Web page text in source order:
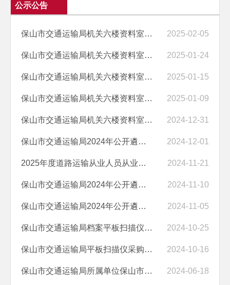
公示公告
保山市交通运输局机关六楼资料室及顶楼防水修缮维护竞争性谈判成交公告 2025-02-05
保山市交通运输局机关六楼资料室及顶楼防水修缮维护竞争性谈判成交候选... 2025-01-24
保山市交通运输局机关六楼资料室及顶楼防水修缮维护项目竞争性谈判公告 2025-01-15
保山市交通运输局机关六楼资料室及顶楼防水修缮维护竞争性谈判结果公示 2025-01-09
保山市交通运输局机关六楼资料室及顶楼防水修缮维护项目竞争性谈判公告 2024-12-31
保山市交通运输局2024年公开遴选公务员拟遴选转任人员公示 2024-12-01
2025年度道路运输从业人员从业资格考试通知 2024-11-21
保山市交通运输局2024年公开遴选公务员面试成绩、综合成绩暨进入体检和... 2024-11-10
保山市交通运输局2024年公开遴选公务员面试公告 2024-11-05
保山市交通运输局档案平板扫描仪询价谈判成交公告 2024-10-25
保山市交通运输局平板扫描仪采购项目公告 2024-10-16
保山市交通运输局所属单位保山市地方公路管理处2024年公开遴选管理人员... 2024-06-18